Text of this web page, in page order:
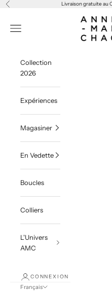
Passer au contenu
Précédent Livraison gratuite au
Anne-
Menu
Collection
2026
Expériences
Magasiner
En Vedette
Boucles
Colliers
L'Univers
AMC
CONNEXION
Français